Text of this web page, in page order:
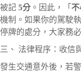
被記 5分 。因此，「
機制。如果你的駕駛
停牌的處分，大家務
三、 法律程序：收信
發生交通意外後，若